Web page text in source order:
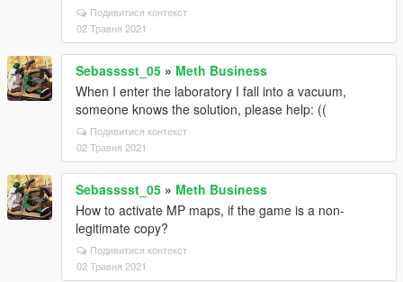
Подивитися контекст
02 Травня 2021
Sebasssst_05 » Meth Business
When I enter the laboratory I fall into a vacuum,
someone knows the solution, please help: ((
Подивитися контекст
02 Травня 2021
Sebasssst_05 » Meth Business
How to activate MP maps, if the game is a non-
legitimate copy?
Подивитися контекст
02 Травня 2021